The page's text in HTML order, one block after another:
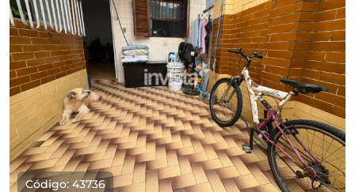
Código: 43736